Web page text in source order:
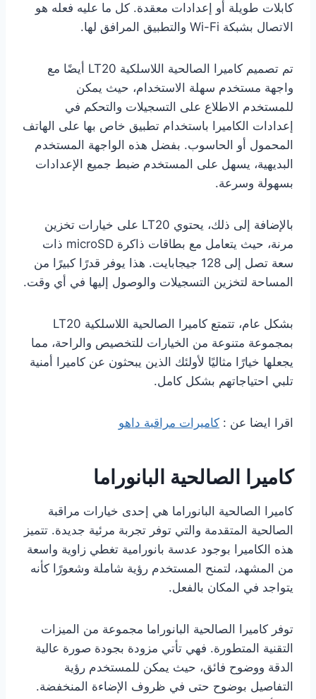
كابلات طويلة أو إعدادات معقدة. كل ما عليه فعله هو
الاتصال بشبكة Wi-Fi والتطبيق المرافق لها.
تم تصميم كاميرا الصالحية اللاسلكية LT20 أيضًا مع
واجهة مستخدم سهلة الاستخدام، حيث يمكن
للمستخدم الاطلاع على التسجيلات والتحكم في
إعدادات الكاميرا باستخدام تطبيق خاص بها على الهاتف
المحمول أو الحاسوب. بفضل هذه الواجهة المستخدم
البديهية، يسهل على المستخدم ضبط جميع الإعدادات
بسهولة وسرعة.
بالإضافة إلى ذلك، يحتوي LT20 على خيارات تخزين
مرنة، حيث يتعامل مع بطاقات ذاكرة microSD ذات
سعة تصل إلى 128 جيجابايت. هذا يوفر قدرًا كبيرًا من
المساحة لتخزين التسجيلات والوصول إليها في أي وقت.
بشكل عام، تتمتع كاميرا الصالحية اللاسلكية LT20
بمجموعة متنوعة من الخيارات للتخصيص والراحة، مما
يجعلها خيارًا مثاليًا لأولئك الذين يبحثون عن كاميرا أمنية
تلبي احتياجاتهم بشكل كامل.
اقرا ايضا عن : كاميرات مراقبة داهو
كاميرا الصالحية البانوراما
كاميرا الصالحية البانوراما هي إحدى خيارات مراقبة
الصالحية المتقدمة والتي توفر تجربة مرئية جديدة. تتميز
هذه الكاميرا بوجود عدسة بانورامية تغطي زاوية واسعة
من المشهد، لتمنح المستخدم رؤية شاملة وشعورًا كأنه
يتواجد في المكان بالفعل.
توفر كاميرا الصالحية البانوراما مجموعة من الميزات
التقنية المتطورة. فهي تأتي مزودة بجودة صورة عالية
الدقة ووضوح فائق، حيث يمكن للمستخدم رؤية
التفاصيل بوضوح حتى في ظروف الإضاءة المنخفضة.